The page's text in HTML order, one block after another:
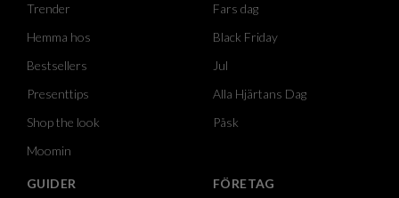
Trender
Hemma hos
Bestsellers
Presenttips
Shop the look
Moomin
Fars dag
Black Friday
Jul
Alla Hjärtans Dag
Påsk
GUIDER FÖRETAG